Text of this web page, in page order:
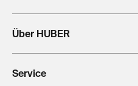
Über HUBER
Service